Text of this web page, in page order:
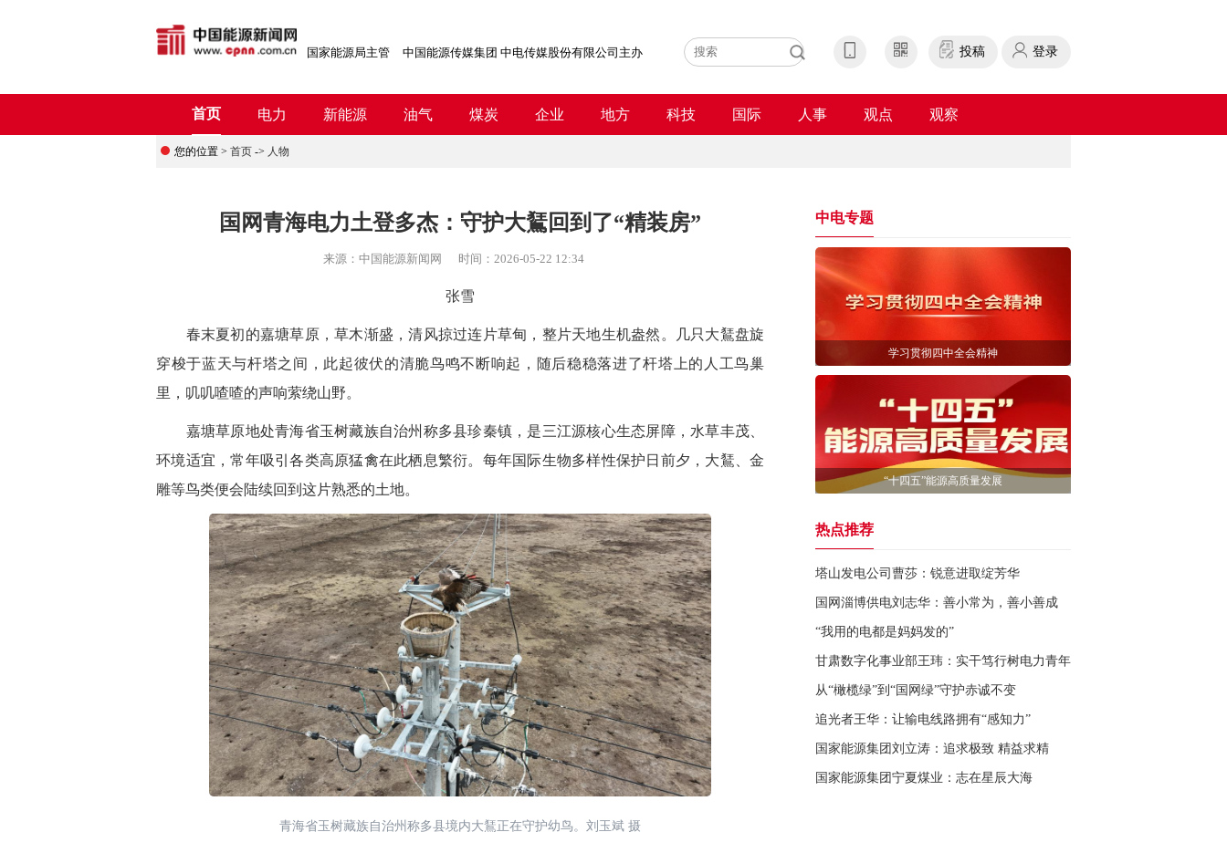
国家能源局主管 中国能源传媒集团 中电传媒股份有限公司主办 投稿 登录
首页 电力 新能源 油气 煤炭 企业 地方 科技 国际 人事 观点 观察
您的位置 > 首页 -> 人物
国网青海电力土登多杰：守护大鵟回到了“精装房”
来源： 中国能源新闻网 时间： 2026-05-22 12:34
张雪
春末夏初的嘉塘草原，草木渐盛，清风掠过连片草甸，整片天地生机盎然。几只大鵟盘旋
穿梭于蓝天与杆塔之间，此起彼伏的清脆鸟鸣不断响起，随后稳稳落进了杆塔上的人工鸟巢
里，叽叽喳喳的声响萦绕山野。
嘉塘草原地处青海省玉树藏族自治州称多县珍秦镇，是三江源核心生态屏障，水草丰茂、
环境适宜，常年吸引各类高原猛禽在此栖息繁衍。每年国际生物多样性保护日前夕，大鵟、金
雕等鸟类便会陆续回到这片熟悉的土地。
青海省玉树藏族自治州称多县境内大鵟正在守护幼鸟。刘玉斌 摄
中电专题
学习贯彻四中全会精神
“十四五”能源高质量发展
热点推荐
塔山发电公司曹莎：锐意进取绽芳华
国网淄博供电刘志华：善小常为，善小善成
“我用的电都是妈妈发的”
甘肃数字化事业部王玮：实干笃行树电力青年新标杆
从“橄榄绿”到“国网绿”守护赤诚不变
追光者王华：让输电线路拥有“感知力”
国家能源集团刘立涛：追求极致 精益求精
国家能源集团宁夏煤业：志在星辰大海